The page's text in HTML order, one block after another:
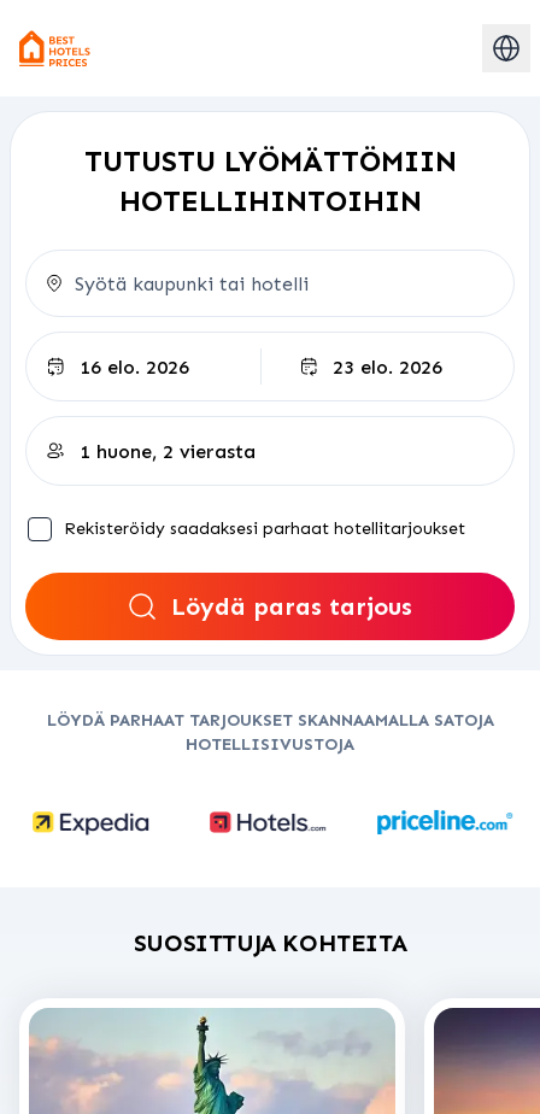
TUTUSTU LYÖMÄTTÖMIIN
HOTELLIHINTOIHIN
Rekisteröidy saadaksesi parhaat hotellitarjoukset
Löydä paras tarjous
LÖYDÄ PARHAAT TARJOUKSET SKANNAAMALLA SATOJA
HOTELLISIVUSTOJA
SUOSITTUJA KOHTEITA